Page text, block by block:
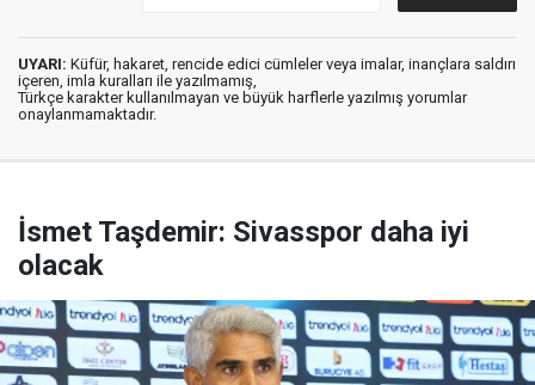
UYARI: Küfür, hakaret, rencide edici cümleler veya imalar, inançlara saldırı
içeren, imla kuralları ile yazılmamış,
Türkçe karakter kullanılmayan ve büyük harflerle yazılmış yorumlar
onaylanmamaktadır.
İsmet Taşdemir: Sivasspor daha iyi
olacak